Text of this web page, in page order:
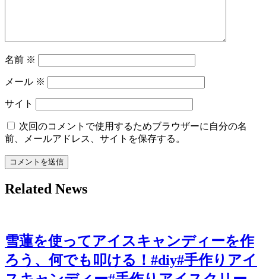
名前 ※
メール ※
サイト
次回のコメントで使用するためブラウザーに自分の名
前、メールアドレス、サイトを保存する。
Related News
雪蓮を使ってアイスキャンディーを作
ろう、何でも叩ける！#diy#手作りアイ